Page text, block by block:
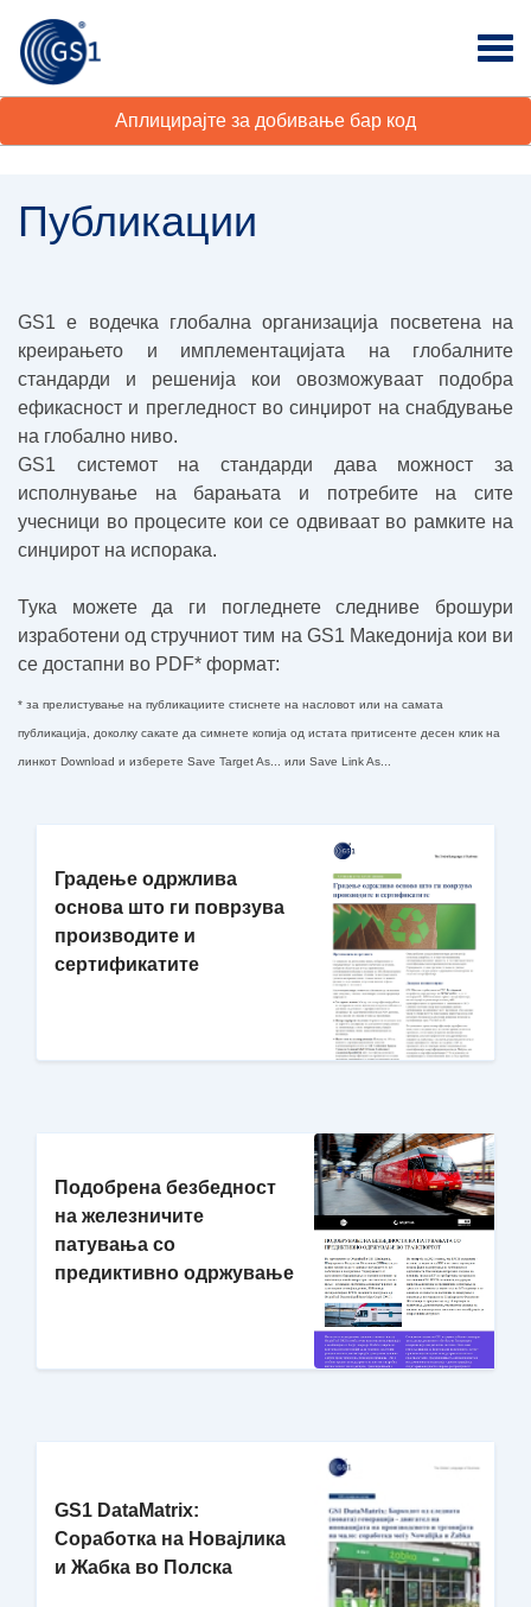
Аплицирајте за добивање бар код
Публикации
GS1 е водечка глобална организација посветена на
креирањето и имплементацијата на глобалните
стандарди и решенија кои овозможуваат подобра
ефикасност и прегледност во синџирот на снабдување
на глобално ниво.
GS1 системот на стандарди дава можност за
исполнување на барањата и потребите на сите
учесници во процесите кои се одвиваат во рамките на
синџирот на испорака.
Тука можете да ги погледнете следниве брошури
изработени од стручниот тим на GS1 Македонија кои ви
се достапни во PDF* формат:
* за прелистување на публикациите стиснете на насловот или на самата
публикација, доколку сакате да симнете копија од истата притисенте десен клик на
линкот Download и изберете Save Target As... или Save Link As...
Градење одржлива
основа што ги поврзува
производите и
сертификатите
Подобрена безбедност
на железничите
патувања со
предиктивно одржување
GS1 DataMatrix:
Соработка на Новајлика
и Жабка во Полска